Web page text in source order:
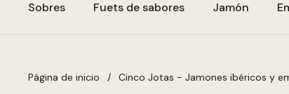
Sobres Fuets de sabores Jamón
Página de inicio / Cinco Jotas - Jamones ibéricos y